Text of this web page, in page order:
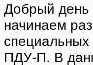
Добрый
начинаем
специальных
ПДУ-П. В